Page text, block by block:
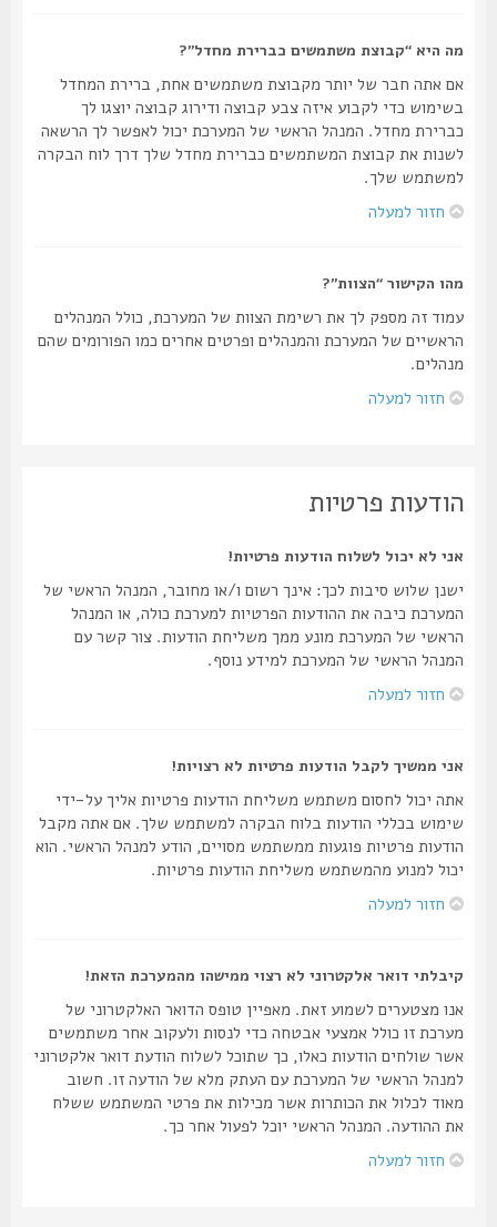
מה היא “קבוצת משתמשים כברירת מחדל”?
אם אתה חבר של יותר מקבוצת משתמשים אחת, ברירת המחדל
בשימוש כדי לקבוע איזה צבע קבוצה ודירוג קבוצה יוצגו לך
כברירת מחדל. המנהל הראשי של המערכת יכול לאפשר לך הרשאה
לשנות את קבוצת המשתמשים כברירת מחדל שלך דרך לוח הבקרה
למשתמש שלך.
חזור למעלה
מהו הקישור “הצוות”?
עמוד זה מספק לך את רשימת הצוות של המערכת, כולל המנהלים
הראשיים של המערכת והמנהלים ופרטים אחרים כמו הפורומים שהם
מנהלים.
חזור למעלה
הודעות פרטיות
אני לא יכול לשלוח הודעות פרטיות!
ישנן שלוש סיבות לכך: אינך רשום ו/או מחובר, המנהל הראשי של
המערכת כיבה את ההודעות הפרטיות למערכת כולה, או המנהל
הראשי של המערכת מונע ממך משליחת הודעות. צור קשר עם
המנהל הראשי של המערכת למידע נוסף.
חזור למעלה
אני ממשיך לקבל הודעות פרטיות לא רצויות!
אתה יכול לחסום משתמש משליחת הודעות פרטיות אליך על-ידי
שימוש בכללי הודעות בלוח הבקרה למשתמש שלך. אם אתה מקבל
הודעות פרטיות פוגעות ממשתמש מסויים, הודע למנהל הראשי. הוא
יכול למנוע מהמשתמש משליחת הודעות פרטיות.
חזור למעלה
קיבלתי דואר אלקטרוני לא רצוי ממישהו מהמערכת הזאת!
אנו מצטערים לשמוע זאת. מאפיין טופס הדואר האלקטרוני של
מערכת זו כולל אמצעי אבטחה כדי לנסות ולעקוב אחר משתמשים
אשר שולחים הודעות כאלו, כך שתוכל לשלוח הודעת דואר אלקטרוני
למנהל הראשי של המערכת עם העתק מלא של הודעה זו. חשוב
מאוד לכלול את הכותרות אשר מכילות את פרטי המשתמש ששלח
את ההודעה. המנהל הראשי יוכל לפעול אחר כך.
חזור למעלה